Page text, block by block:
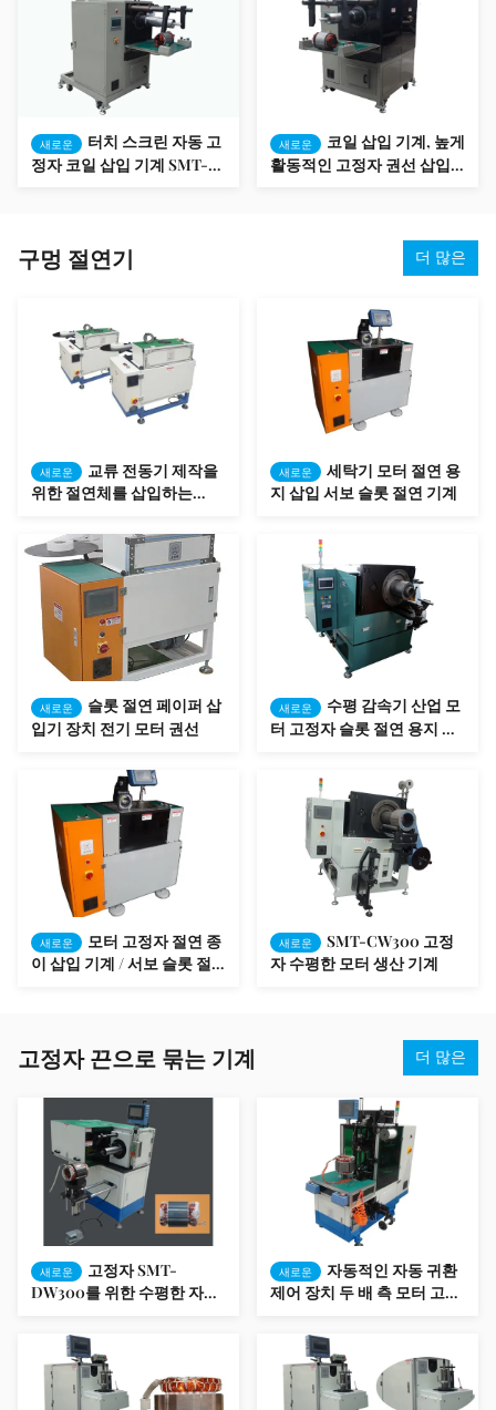
새로운
터치 스크린 자동 고
정자 코일 삽입 기계 SMT-
새로운
코일 삽입 기계, 높게
활동적인 고정자 권선 삽입
구멍 절연기 더 많은
새로운
교류 전동기 제작을
위한 절연체를 삽입하는
연 기관
새로운
세탁기 모터 절연 용
지 삽입 서보 슬롯 절연 기계
새로운
슬롯 절연 페이퍼 삽
입기 장치 전기 모터 권선
새로운
수평 감속기 산업 모
터 고정자 슬롯 절연 용지 삽
새로운
모터 고정자 절연 종
이 삽입 기계 / 서보 슬롯 절
새로운
SMT-CW300 고정
자 수평한 모터 생산 기계
고정자 끈으로 묶는 기계 더 많은
새로운
고정자 SMT-
DW300를 위한 수평한 자동
으로 묶는 기계
새로운
자동적인 자동 귀환
제어 장치 두 배 측 모터 고정
계 SMT - BZ190